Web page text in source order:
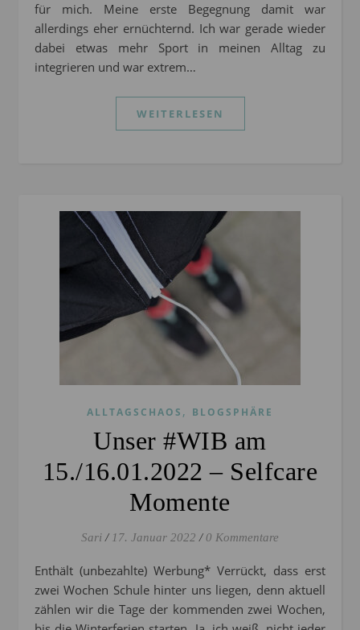
für mich. Meine erste Begegnung damit war
allerdings eher ernüchternd. Ich war gerade wieder
dabei etwas mehr Sport in meinen Alltag zu
integrieren und war extrem…
WEITERLESEN
ALLTAGSCHAOS , BLOGSPHÄRE
Unser #WIB am
15./16.01.2022 – Selfcare
Momente
Sari / 17. Januar 2022 / 0 Kommentare
Enthält (unbezahlte) Werbung* Verrückt, dass erst
zwei Wochen Schule hinter uns liegen, denn aktuell
zählen wir die Tage der kommenden zwei Wochen,